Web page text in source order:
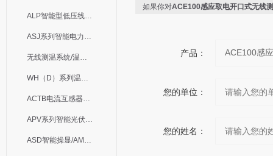
ALP智能型低压线路保护装置
ASJ系列智能电力继电器
无线测温系统/温度巡检
WH（D）系列温湿度控制器
ACTB电流互感器过电压保护器
APV系列智能光伏汇流箱
ASD智能操显/AM中压保护
如果你对ACE100感应取电开口式无线
产品：
您的单位：
您的姓名：